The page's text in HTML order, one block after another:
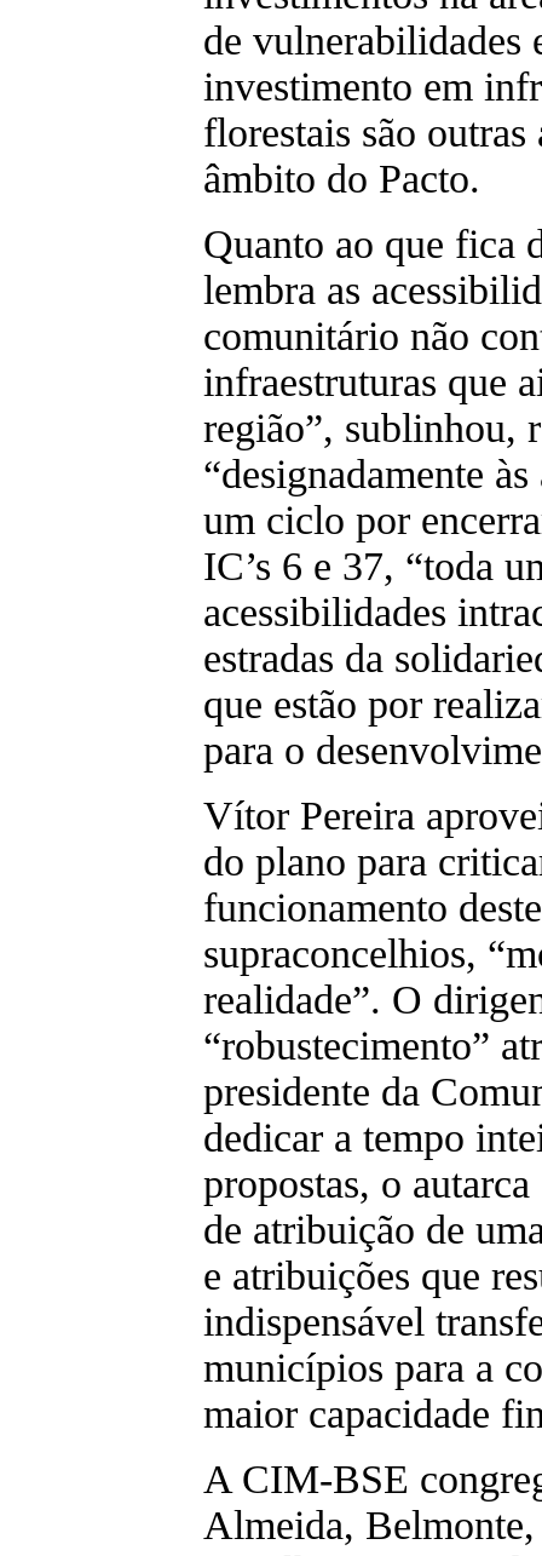
de vulnerabilidades
investimento em
florestais são outras
âmbito do Pacto.
Quanto ao que fica
lembra as
comunitário não
infraestruturas que
região”, sublinhou,
“designadamente
um ciclo por
IC’s 6 e 37, “toda
acessibilidades
estradas da
que estão por
para o
Vítor Pereira
do plano para
funcionamento
supraconcelhios,
realidade”. O
“robustecimento”
presidente da
dedicar a tempo
propostas, o autarca
de atribuição de
e atribuições que
indispensável
municípios para a
maior capacidade
A CIM-BSE
Almeida,